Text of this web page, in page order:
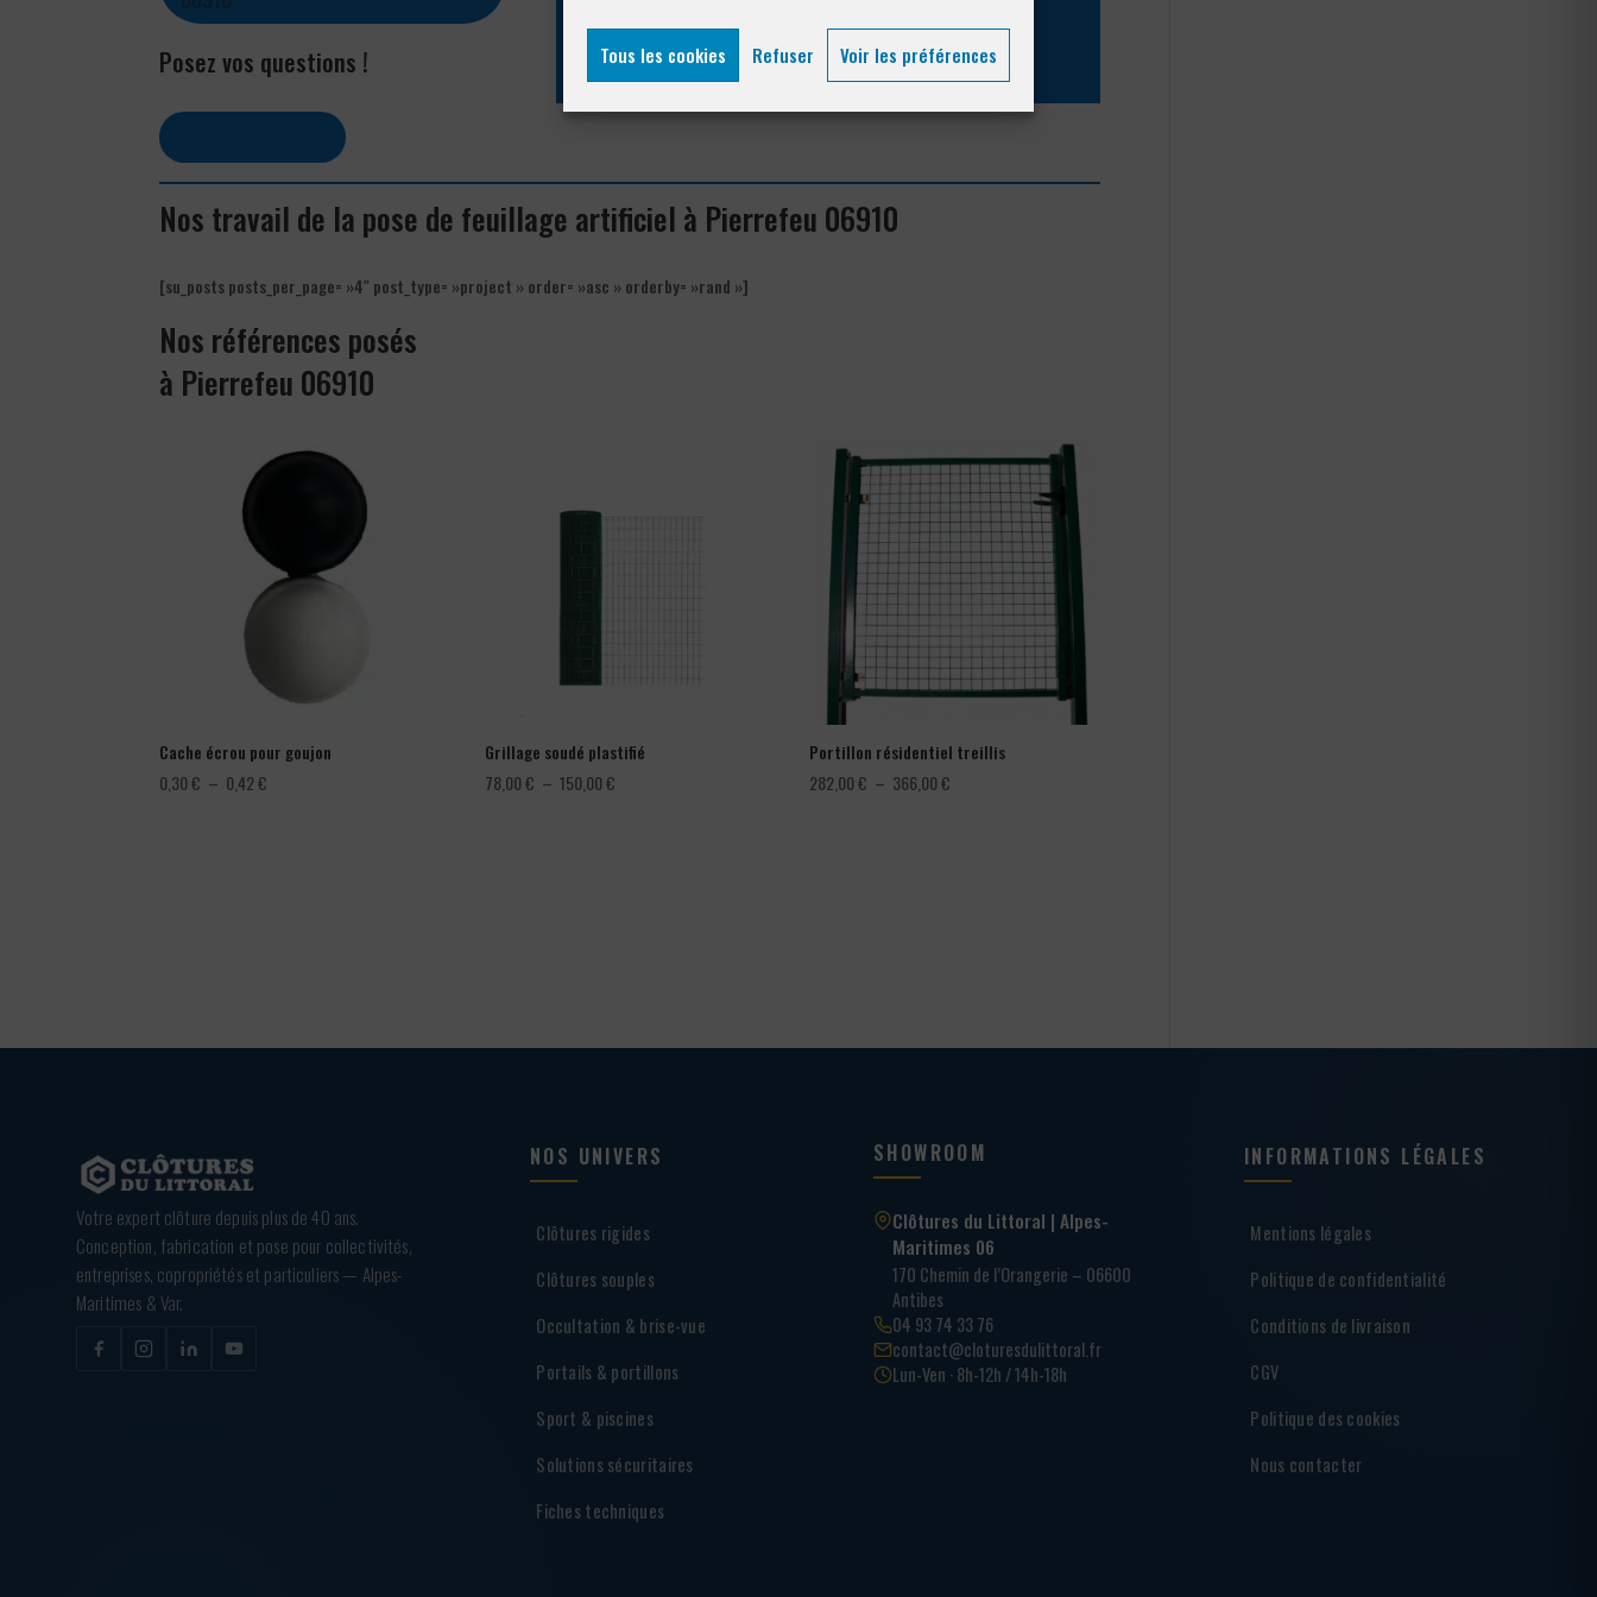
Tous les cookies Refuser Voir les préférences
Posez vos questions !
04 93 74 33 76
Nos travail de la pose de feuillage artificiel à Pierrefeu 06910
[su_posts posts_per_page= »4″ post_type= »project » order= »asc » orderby= »rand »]
Nos références posés
à Pierrefeu 06910
Cache écrou pour goujon
0,30€ – 0,42€
Grillage soudé plastifié
78,00€ – 150,00€Plage
Portillon résidentiel treillis
282,00€ – 366,00€
Votre expert clôture depuis plus de 40 ans.
Conception, fabrication et pose pour collectivités,
entreprises, copropriétés et particuliers — Alpes-
Maritimes & Var.
NOS UNIVERS
Clôtures rigides
Clôtures souples
Occultation & brise-vue
Portails & portillons
Sport & piscines
Solutions sécuritaires
Fiches techniques
SHOWROOM
Clôtures du Littoral | Alpes-
Maritimes 06
170 Chemin de l’Orangerie – 06600
Antibes
04 93 74 33 76
contact@cloturesdulittoral.fr
Lun-Ven · 8h-12h / 14h-18h
INFORMATIONS LÉGALES
Mentions légales
Politique de confidentialité
Conditions de livraison
CGV
Politique des cookies
Nous contacter